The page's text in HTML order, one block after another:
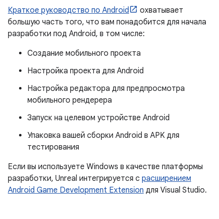
Краткое руководство по Android
охватывает
большую часть того, что вам понадобится для начала
разработки под Android, в том числе:
Создание мобильного проекта
Настройка проекта для Android
Настройка редактора для предпросмотра
мобильного рендерера
Запуск на целевом устройстве Android
Упаковка вашей сборки Android в APK для
тестирования
Если вы используете Windows в качестве платформы
разработки, Unreal интегрируется с расширением
Android Game Development Extension для Visual Studio.